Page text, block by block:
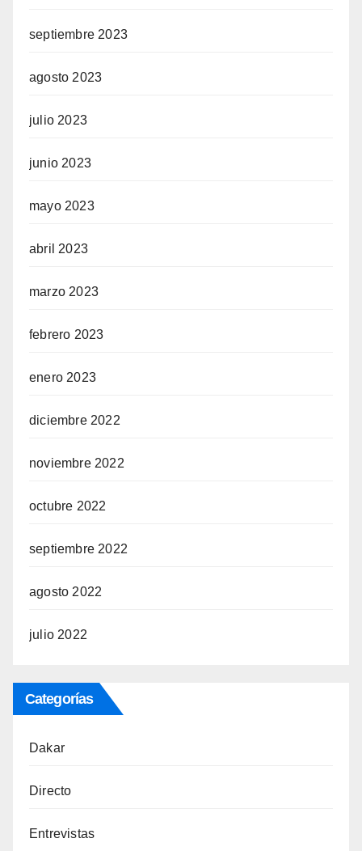
septiembre 2023
agosto 2023
julio 2023
junio 2023
mayo 2023
abril 2023
marzo 2023
febrero 2023
enero 2023
diciembre 2022
noviembre 2022
octubre 2022
septiembre 2022
agosto 2022
julio 2022
Categorías
Dakar
Directo
Entrevistas